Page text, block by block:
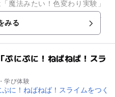
宅でもできる実験もご紹介。
みる
ぷにぷに！ねばねば！スラ
学び体験